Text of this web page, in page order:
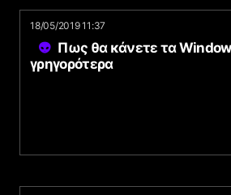
18/05/2019 11:37
Πως θα κάνετε τα
γρηγορότερα